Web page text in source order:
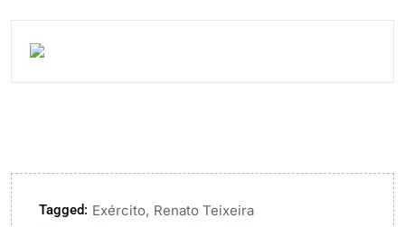
Tagged: Exército, Renato Teixeira